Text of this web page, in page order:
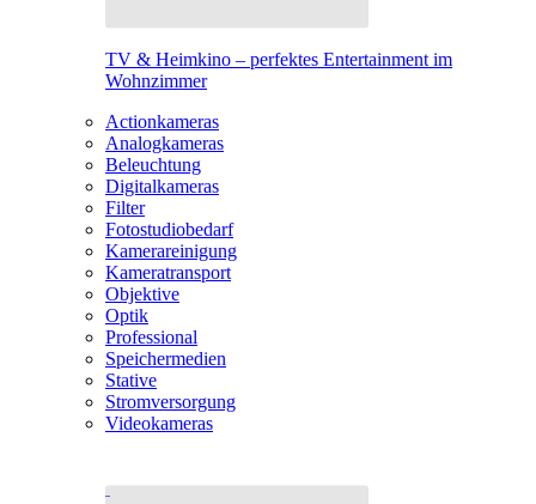
TV & Heimkino – perfektes Entertainment im
Wohnzimmer
Actionkameras
Analogkameras
Beleuchtung
Digitalkameras
Filter
Fotostudiobedarf
Kamerareinigung
Kameratransport
Objektive
Optik
Professional
Speichermedien
Stative
Stromversorgung
Videokameras